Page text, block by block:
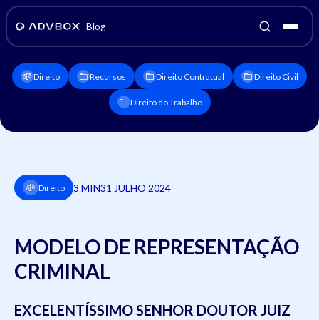
Blog
Direito Recursos Direito Contratual Direito Civil
Direito do Trabalho
Direito 3 MIN31 JULHO 2024
MODELO DE REPRESENTAÇÃO
CRIMINAL
EXCELENTÍSSIMO SENHOR DOUTOR JUIZ